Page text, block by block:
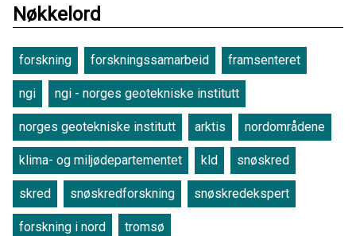
Nøkkelord
forskning forskningssamarbeid framsenteret
ngi ngi - norges geotekniske institutt
norges geotekniske institutt arktis nordområdene
klima- og miljødepartementet kld snøskred
skred snøskredforskning snøskredekspert
forskning i nord tromsø